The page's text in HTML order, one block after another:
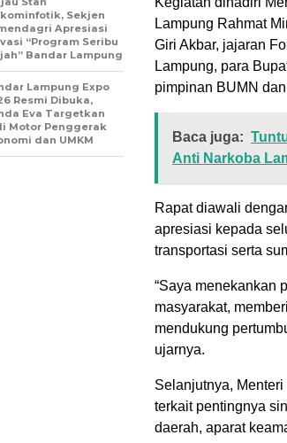
Lampung Rahmat
Giri Akbar, jajaran
Lampung, para
pimpinan BUMN
Baca juga:
Anti Narkoba
Rapat diawali
apresiasi kepada
transportasi serta
“Saya menekankan
masyarakat,
mendukung
ujarnya.
Selanjutnya,
terkait pentingnya
daerah, aparat
Sekjen
Apresiasi
“Program Seribu
Bandar Lampung
Lampung Expo
Resmi Dibuka,
Eva Targetkan
Motor Penggerak
dan UMKM